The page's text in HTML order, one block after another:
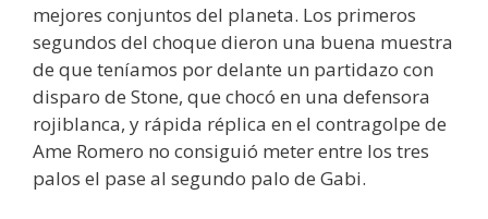
mejores conjuntos del planeta. Los primeros
segundos del choque dieron una buena muestra
de que teníamos por delante un partidazo con
disparo de Stone, que chocó en una defensora
rojiblanca, y rápida réplica en el contragolpe de
Ame Romero no consiguió meter entre los tres
palos el pase al segundo palo de Gabi.